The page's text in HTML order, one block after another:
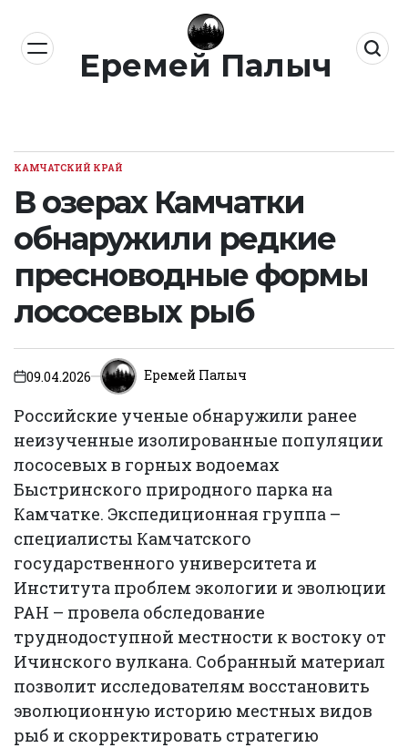
содержимомуЕремей Палыч
ОПУБЛИКОВАНО
КАМЧАТСКИЙ КРАЙ
В озерах Камчатки
обнаружили редкие
пресноводные формы
лососевых рыб
on09.04.2026 Еремей Палыч
Российские ученые обнаружили ранее
неизученные изолированные популяции
лососевых в горных водоемах
Быстринского природного парка на
Камчатке. Экспедиционная группа –
специалисты Камчатского
государственного университета и
Института проблем экологии и эволюции
РАН – провела обследование
труднодоступной местности к востоку от
Ичинского вулкана. Собранный материал
позволит исследователям восстановить
эволюционную историю местных видов
рыб и скорректировать стратегию